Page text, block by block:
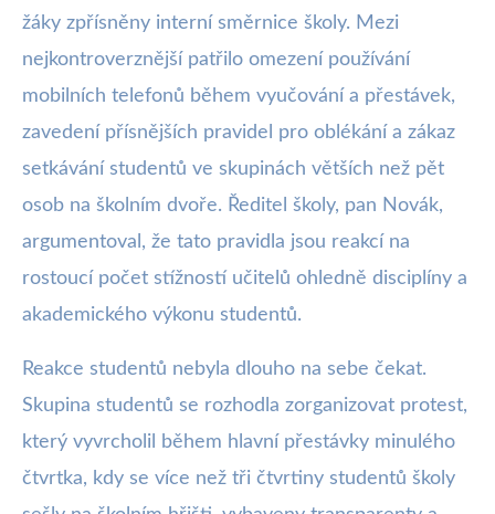
žáky zpřísněny interní směrnice školy. Mezi
nejkontroverznější patřilo omezení používání
mobilních telefonů během vyučování a přestávek,
zavedení přísnějších pravidel pro oblékání a zákaz
setkávání studentů ve skupinách větších než pět
osob na školním dvoře. Ředitel školy, pan Novák,
argumentoval, že tato pravidla jsou reakcí na
rostoucí počet stížností učitelů ohledně disciplíny a
akademického výkonu studentů.
Reakce studentů nebyla dlouho na sebe čekat.
Skupina studentů se rozhodla zorganizovat protest,
který vyvrcholil během hlavní přestávky minulého
čtvrtka, kdy se více než tři čtvrtiny studentů školy